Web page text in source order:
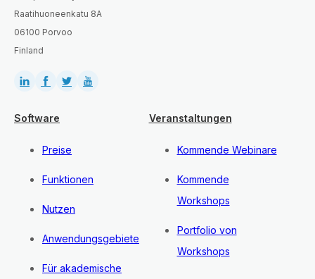
Raatihuoneenkatu 8A
06100 Porvoo
Finland
Software
Preise
Funktionen
Nutzen
Anwendungsgebiete
Für akademische
Veranstaltungen
Kommende Webinare
Kommende
Workshops
Portfolio von
Workshops